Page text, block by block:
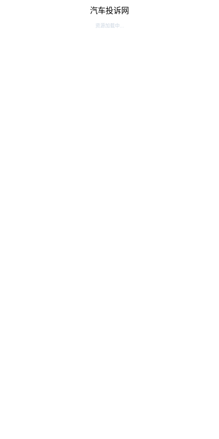
汽车投诉网
资源加载中...